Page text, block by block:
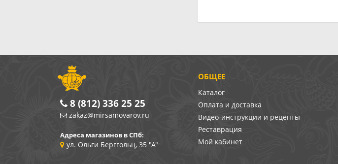
ОБЩЕЕ
Каталог
Оплата и доставка
Видео-инструкции и рецепты
Реставрация
Мой кабинет
8 (812) 336 25 25
zakaz@mirsamovarov.ru
Адреса магазинов в СПб:
ул. Ольги Берггольц, 35 "А"